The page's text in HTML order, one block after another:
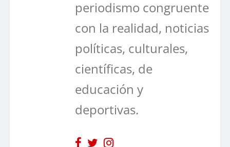
periodismo congruente
con la realidad, noticias
políticas, culturales,
científicas, de
educación y
deportivas.